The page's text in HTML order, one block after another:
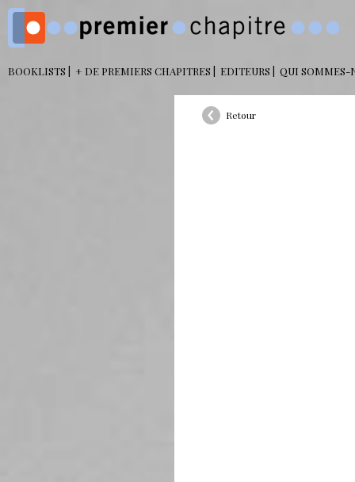
BOOKLISTS + DE PREMIERS CHAPITRES EDITEURS QUI SOMMES-
Retour